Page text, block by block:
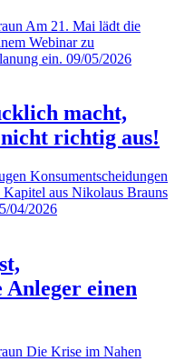
Am 21. Mai lädt die
Webinar zu
ein. 09/05/2026
macht,
richtig aus!
Konsumentscheidungen
aus Nikolaus Brauns
04/2026
einen
Die Krise im Nahen